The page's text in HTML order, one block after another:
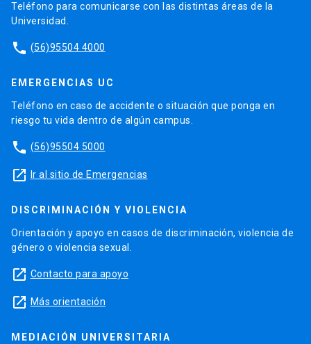
Teléfono para comunicarse con las distintas áreas de la
Universidad.
phone (56)95504 4000
EMERGENCIAS UC
Teléfono en caso de accidente o situación que ponga en
riesgo tu vida dentro de algún campus.
phone (56)95504 5000
launch Ir al sitio de Emergencias
DISCRIMINACIÓN Y VIOLENCIA
Orientación y apoyo en casos de discriminación, violencia de
género o violencia sexual.
launch Contacto para apoyo
launch Más orientación
MEDIACIÓN UNIVERSITARIA